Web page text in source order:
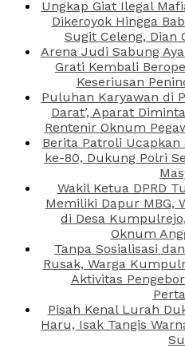
Ungkap Giat Ilegal
Dikeroyok Hingga
Sugit Celeng, Dian
Arena Judi Sabung
Grati Kembali
Keseriusan
Puluhan Karyawan di
Darat’, Aparat
Rentenir Oknum
Berita Patroli
ke-80, Dukung Polri
Wakil Ketua DPRD
Memiliki Dapur MBG,
di Desa
Oknum
Tanpa Sosialisasi
Rusak, Warga
Aktivitas
Pisah Kenal Lurah
Haru, Isak Tangis